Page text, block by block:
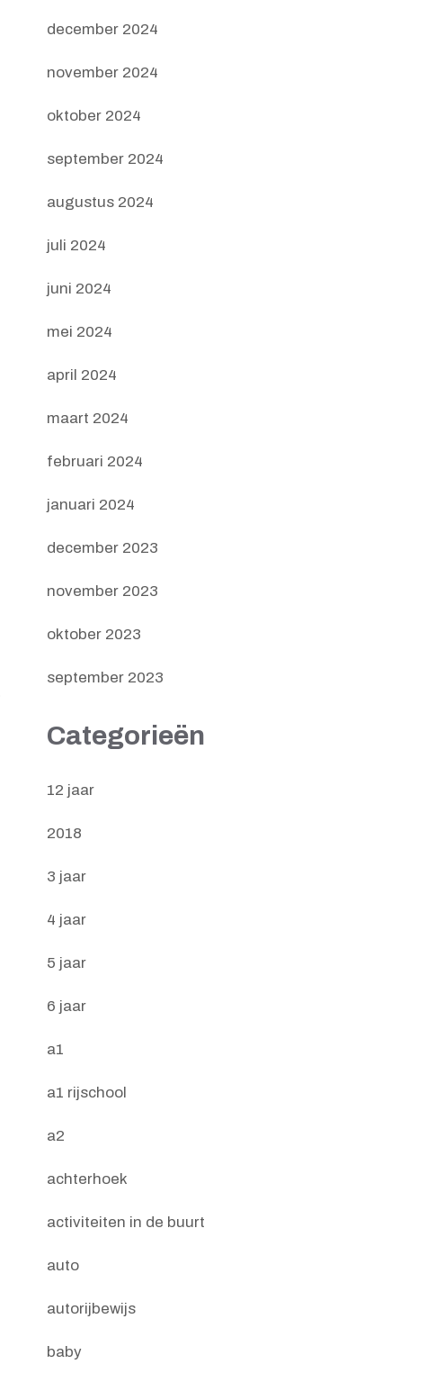
december 2024
november 2024
oktober 2024
september 2024
augustus 2024
juli 2024
juni 2024
mei 2024
april 2024
maart 2024
februari 2024
januari 2024
december 2023
november 2023
oktober 2023
september 2023
Categorieën
12 jaar
2018
3 jaar
4 jaar
5 jaar
6 jaar
a1
a1 rijschool
a2
achterhoek
activiteiten in de buurt
auto
autorijbewijs
baby